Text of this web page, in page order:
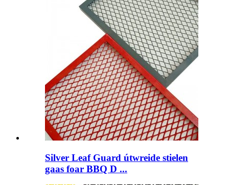
Silver Leaf Guard útwreide stielen
gaas foar BBQ D ...